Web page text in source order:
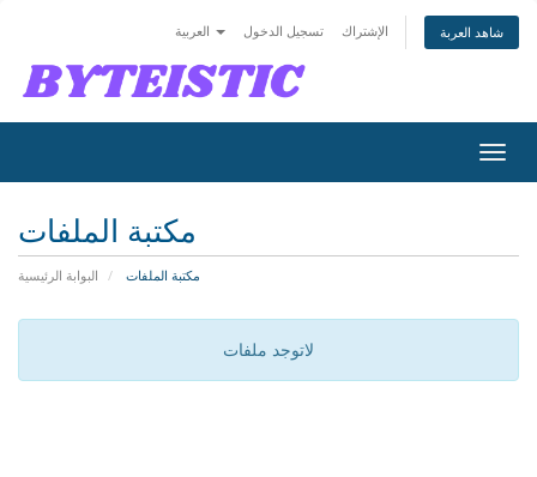
تسجيل الدخول الإشتراك شاهد العربة
تبديل
التنقل
مكتبة الملفات
البوابة الرئيسية مكتبة الملفات
لاتوجد ملفات